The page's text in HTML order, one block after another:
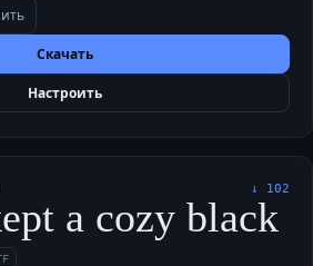
Скачать
Настроить
↓ 102
a cozy black